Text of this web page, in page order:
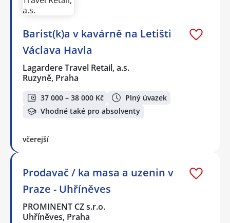
Barist(k)a v kavárně na Letišti
Václava Havla
Lagardere Travel Retail, a.s.
Ruzyně, Praha
37 000 – 38 000 Kč
Plný úvazek
Vhodné také pro absolventy
včerejší
Prodavač / ka masa a uzenin v
Praze - Uhříněves
PROMINENT CZ s.r.o.
Uhříněves, Praha